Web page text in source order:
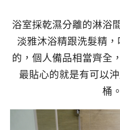
浴室採乾濕分離的淋浴
淡雅沐浴精跟洗髮精
的，個人備品相當齊全
最貼心的就是有可以
桶。